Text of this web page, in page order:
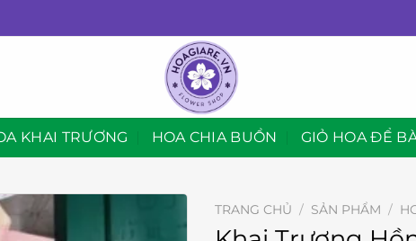
KHAI TRƯƠNG HOA CHIA BUỒN GIỎ HOA ĐỂ
TRANG CHỦ / SẢN PHẨM /